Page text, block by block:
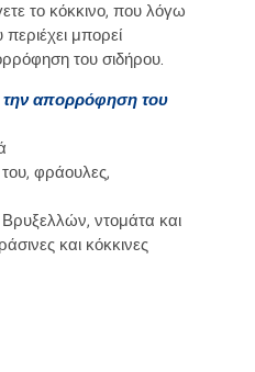
το κόκκινο, που λόγω
μπορεί
του σιδήρου.
απορρόφηση του
φράουλες,
ντομάτα και
και κόκκινες